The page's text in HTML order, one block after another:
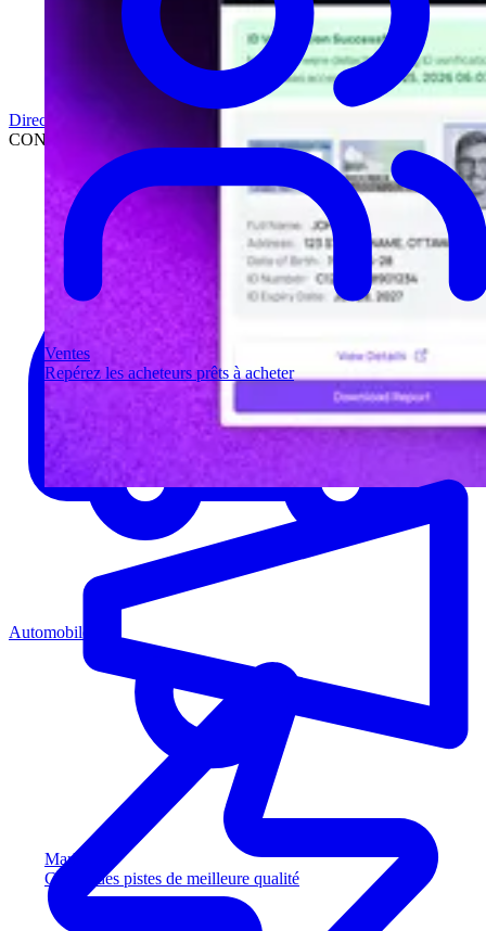
Ventes
Repérez les acheteurs prêts à acheter
Marketing
Captez des pistes de meilleure qualité
Direction
CONCESSIONNAIRES
Automobile